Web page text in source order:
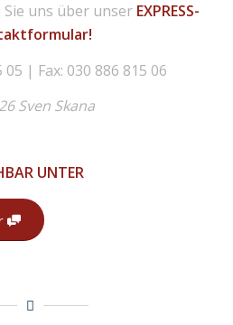
uns über unser EXPRESS-
05 | Fax: 030 886 815 06
Sven Skana
UNTER